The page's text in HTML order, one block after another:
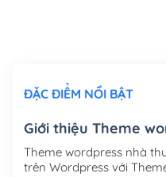
Mua thêm Host + Tên miền
Tên miền quốc tế
Tên miền Việt Nam
ĐẶC ĐIỂM NỔI BẬT
Giới thiệu Theme
Theme wordpress nhà
trên Wordpress với